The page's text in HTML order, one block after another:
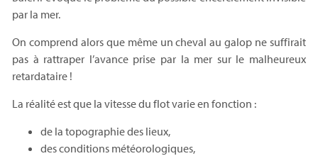
par la mer.
On comprend alors que même un cheval au galop ne suffirait
pas à rattraper l’avance prise par la mer sur le malheureux
retardataire !
La réalité est que la vitesse du flot varie en fonction :
de la topographie des lieux,
des conditions météorologiques,